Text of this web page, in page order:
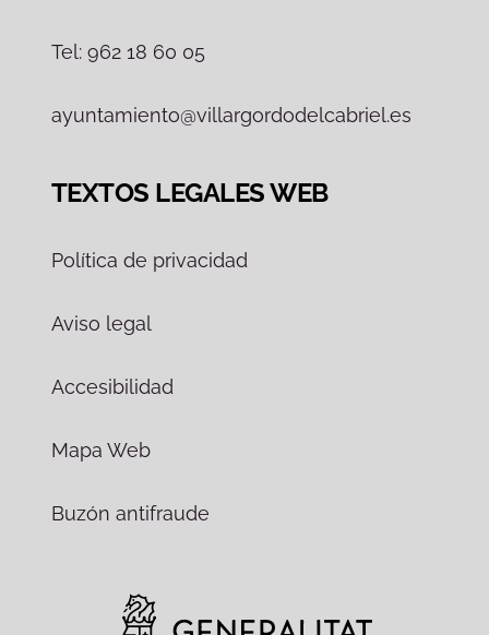
Tel: 962 18 60 05
ayuntamiento@villargordodelcabriel.es
TEXTOS LEGALES WEB
Política de privacidad
Aviso legal
Accesibilidad
Mapa Web
Buzón antifraude